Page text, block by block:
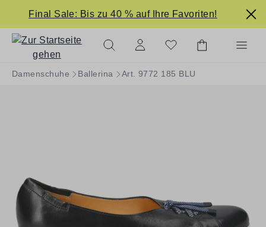
springen
Final Sale: Bis zu 40 % auf Ihre Favoriten!
Damenschuhe Ballerina Art. 9772 185 BLU